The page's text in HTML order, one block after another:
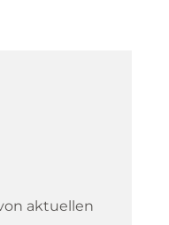
aktuellen